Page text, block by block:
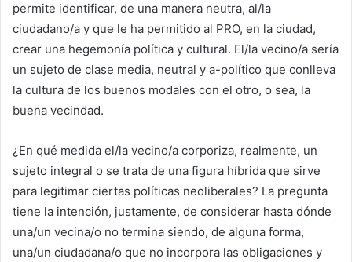
permite identificar, de una manera neutra, al/la
ciudadano/a y que le ha permitido al PRO, en la ciudad,
crear una hegemonía política y cultural. El/la vecino/a sería
un sujeto de clase media, neutral y a-político que conlleva
la cultura de los buenos modales con el otro, o sea, la
buena vecindad.
¿En qué medida el/la vecino/a corporiza, realmente, un
sujeto integral o se trata de una figura híbrida que sirve
para legitimar ciertas políticas neoliberales? La pregunta
tiene la intención, justamente, de considerar hasta dónde
una/un vecina/o no termina siendo, de alguna forma,
una/un ciudadana/o que no incorpora las obligaciones y